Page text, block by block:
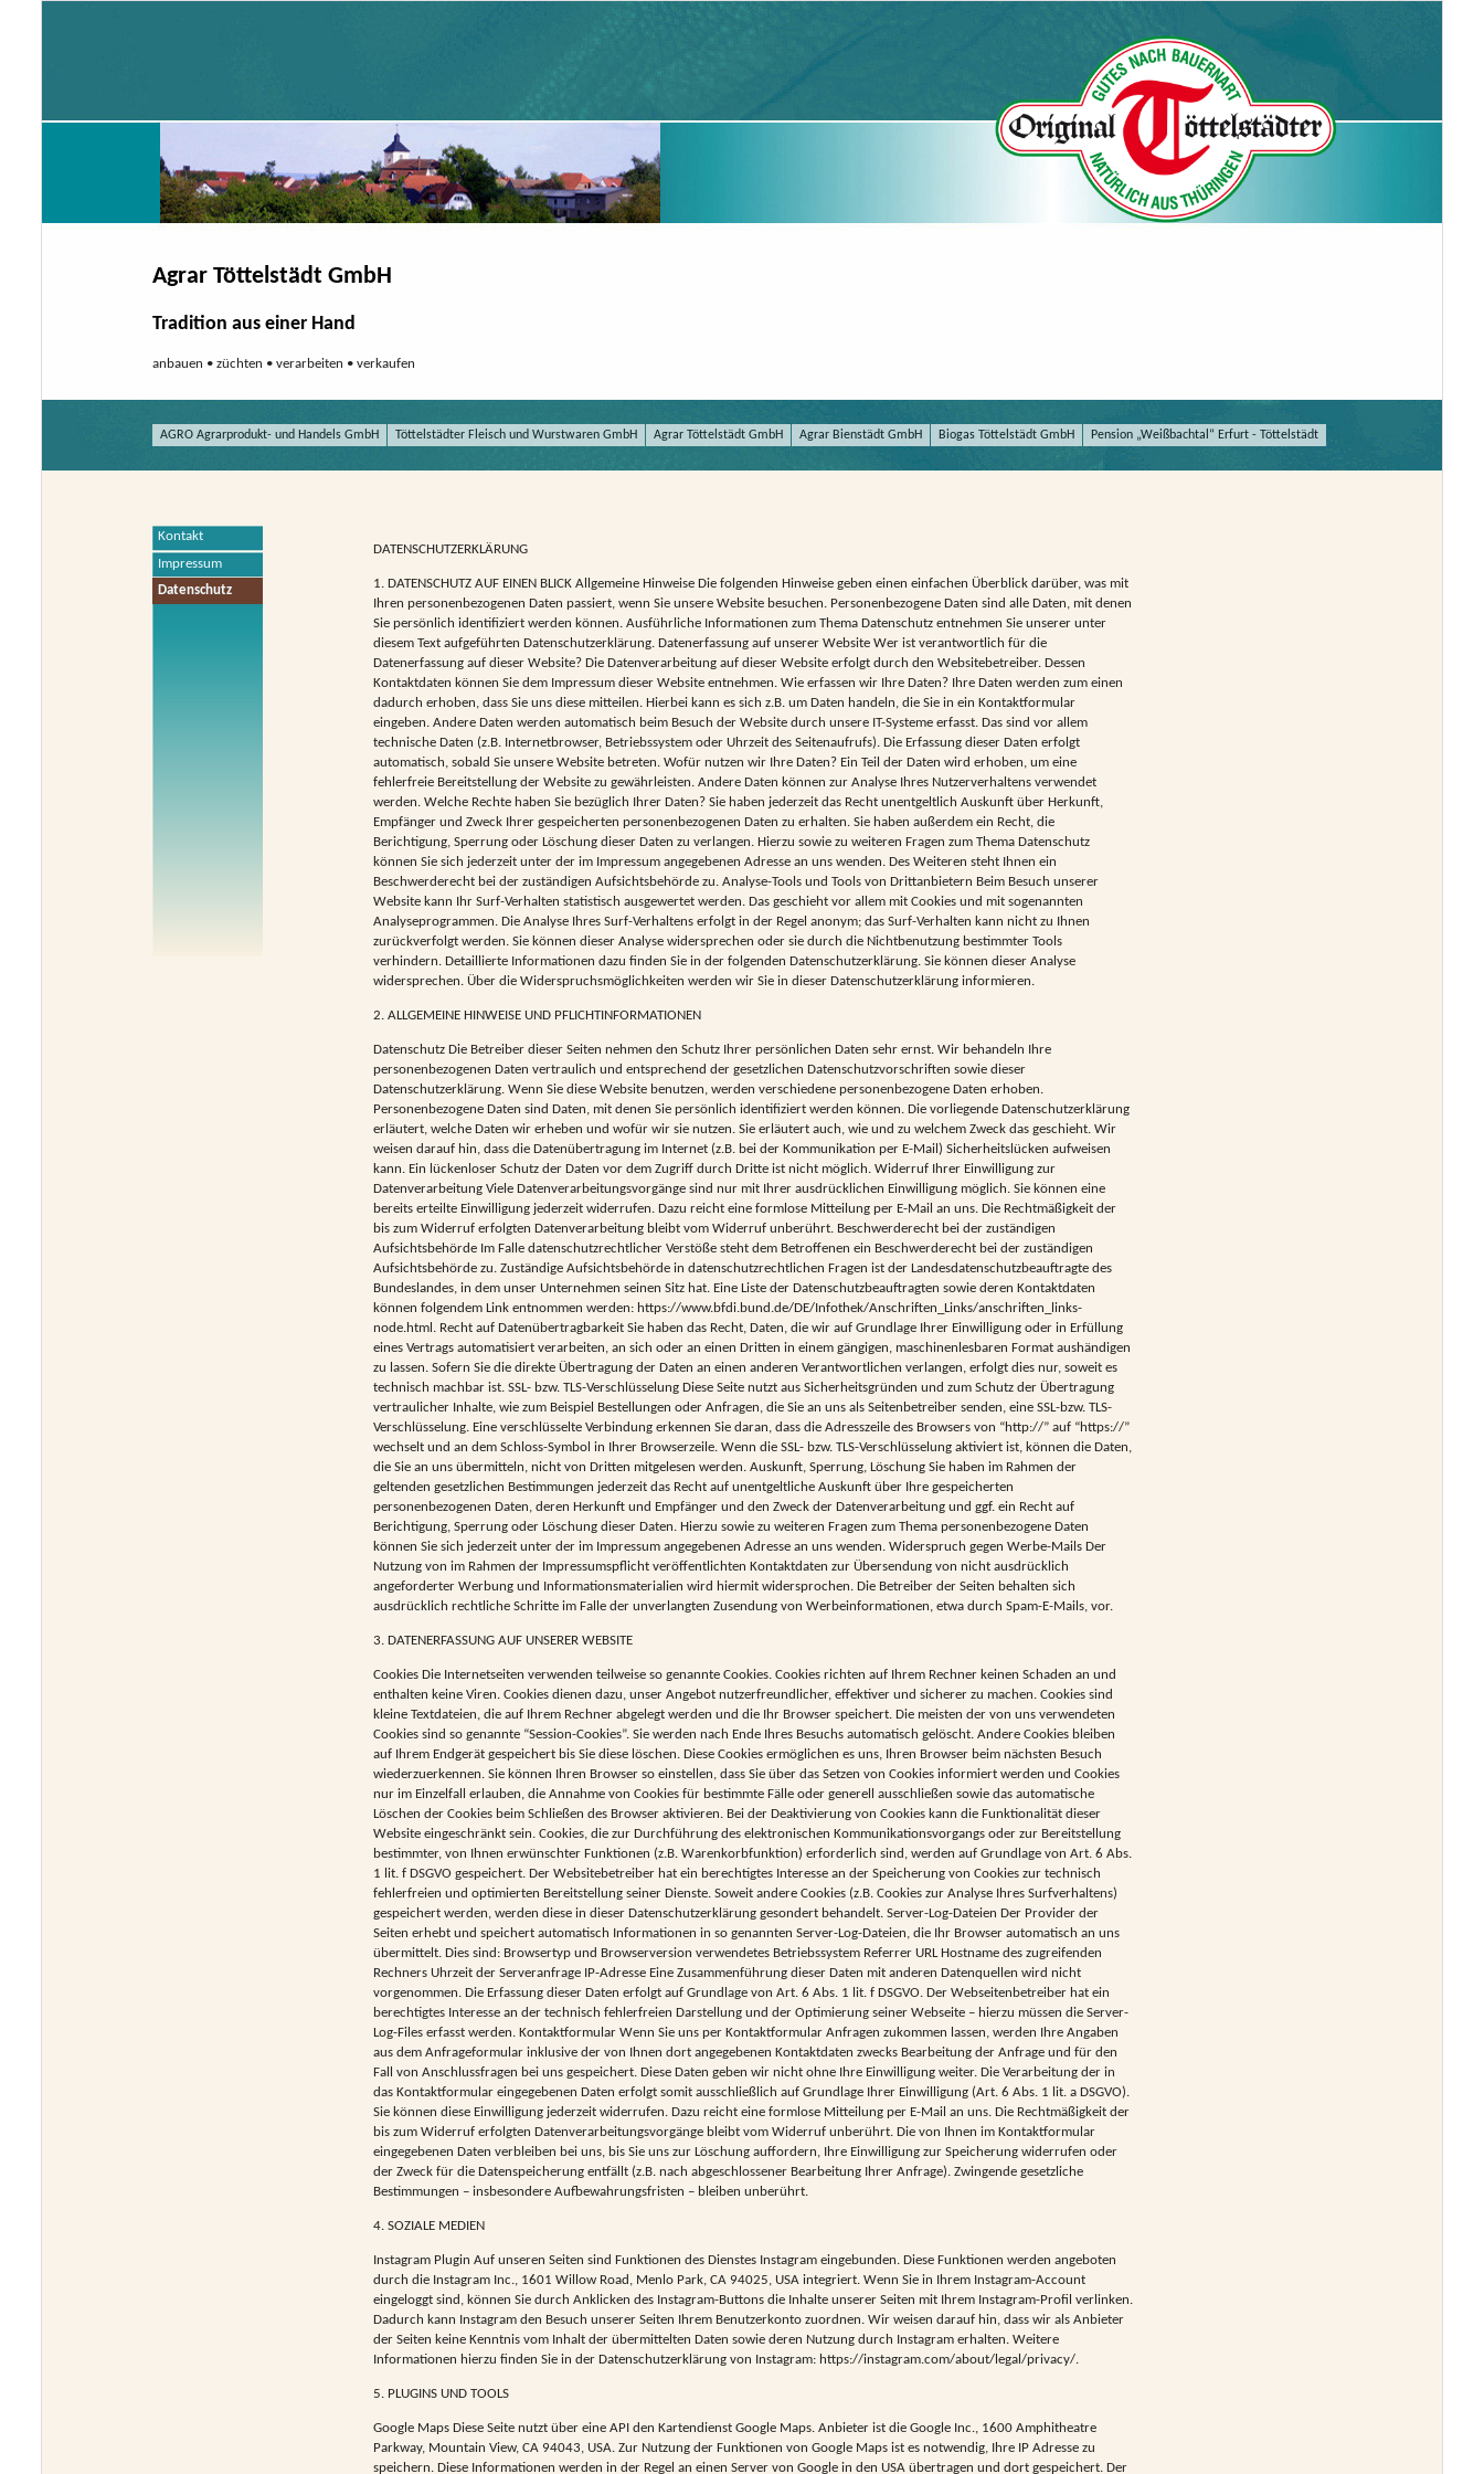
Agrar Töttelstädt GmbH
Tradition aus einer Hand
anbauen • züchten • verarbeiten • verkaufen
AGRO Agrarprodukt- und Handels GmbH Töttelstädter Fleisch und Wurstwaren GmbH Agrar Töttelstädt GmbH Agrar Bienstädt GmbH Biogas Töttelstädt GmbH Pension „Weißbachtal“ Erfurt - Töttelstädt
DATENSCHUTZERKLÄRUNG
1. DATENSCHUTZ AUF EINEN BLICK Allgemeine Hinweise Die folgenden Hinweise geben einen einfachen Überblick darüber, was mit
Ihren personenbezogenen Daten passiert, wenn Sie unsere Website besuchen. Personenbezogene Daten sind alle Daten, mit denen
Sie persönlich identifiziert werden können. Ausführliche Informationen zum Thema Datenschutz entnehmen Sie unserer unter
diesem Text aufgeführten Datenschutzerklärung. Datenerfassung auf unserer Website Wer ist verantwortlich für die
Datenerfassung auf dieser Website? Die Datenverarbeitung auf dieser Website erfolgt durch den Websitebetreiber. Dessen
Kontaktdaten können Sie dem Impressum dieser Website entnehmen. Wie erfassen wir Ihre Daten? Ihre Daten werden zum einen
dadurch erhoben, dass Sie uns diese mitteilen. Hierbei kann es sich z.B. um Daten handeln, die Sie in ein Kontaktformular
eingeben. Andere Daten werden automatisch beim Besuch der Website durch unsere IT-Systeme erfasst. Das sind vor allem
technische Daten (z.B. Internetbrowser, Betriebssystem oder Uhrzeit des Seitenaufrufs). Die Erfassung dieser Daten erfolgt
automatisch, sobald Sie unsere Website betreten. Wofür nutzen wir Ihre Daten? Ein Teil der Daten wird erhoben, um eine
fehlerfreie Bereitstellung der Website zu gewährleisten. Andere Daten können zur Analyse Ihres Nutzerverhaltens verwendet
werden. Welche Rechte haben Sie bezüglich Ihrer Daten? Sie haben jederzeit das Recht unentgeltlich Auskunft über Herkunft,
Empfänger und Zweck Ihrer gespeicherten personenbezogenen Daten zu erhalten. Sie haben außerdem ein Recht, die
Berichtigung, Sperrung oder Löschung dieser Daten zu verlangen. Hierzu sowie zu weiteren Fragen zum Thema Datenschutz
können Sie sich jederzeit unter der im Impressum angegebenen Adresse an uns wenden. Des Weiteren steht Ihnen ein
Beschwerderecht bei der zuständigen Aufsichtsbehörde zu. Analyse-Tools und Tools von Drittanbietern Beim Besuch unserer
Website kann Ihr Surf-Verhalten statistisch ausgewertet werden. Das geschieht vor allem mit Cookies und mit sogenannten
Analyseprogrammen. Die Analyse Ihres Surf-Verhaltens erfolgt in der Regel anonym; das Surf-Verhalten kann nicht zu Ihnen
zurückverfolgt werden. Sie können dieser Analyse widersprechen oder sie durch die Nichtbenutzung bestimmter Tools
verhindern. Detaillierte Informationen dazu finden Sie in der folgenden Datenschutzerklärung. Sie können dieser Analyse
widersprechen. Über die Widerspruchsmöglichkeiten werden wir Sie in dieser Datenschutzerklärung informieren.
2. ALLGEMEINE HINWEISE UND PFLICHTINFORMATIONEN
Datenschutz Die Betreiber dieser Seiten nehmen den Schutz Ihrer persönlichen Daten sehr ernst. Wir behandeln Ihre
personenbezogenen Daten vertraulich und entsprechend der gesetzlichen Datenschutzvorschriften sowie dieser
Datenschutzerklärung. Wenn Sie diese Website benutzen, werden verschiedene personenbezogene Daten erhoben.
Personenbezogene Daten sind Daten, mit denen Sie persönlich identifiziert werden können. Die vorliegende Datenschutzerklärung
erläutert, welche Daten wir erheben und wofür wir sie nutzen. Sie erläutert auch, wie und zu welchem Zweck das geschieht. Wir
weisen darauf hin, dass die Datenübertragung im Internet (z.B. bei der Kommunikation per E-Mail) Sicherheitslücken aufweisen
kann. Ein lückenloser Schutz der Daten vor dem Zugriff durch Dritte ist nicht möglich. Widerruf Ihrer Einwilligung zur
Datenverarbeitung Viele Datenverarbeitungsvorgänge sind nur mit Ihrer ausdrücklichen Einwilligung möglich. Sie können eine
bereits erteilte Einwilligung jederzeit widerrufen. Dazu reicht eine formlose Mitteilung per E-Mail an uns. Die Rechtmäßigkeit der
bis zum Widerruf erfolgten Datenverarbeitung bleibt vom Widerruf unberührt. Beschwerderecht bei der zuständigen
Aufsichtsbehörde Im Falle datenschutzrechtlicher Verstöße steht dem Betroffenen ein Beschwerderecht bei der zuständigen
Aufsichtsbehörde zu. Zuständige Aufsichtsbehörde in datenschutzrechtlichen Fragen ist der Landesdatenschutzbeauftragte des
Bundeslandes, in dem unser Unternehmen seinen Sitz hat. Eine Liste der Datenschutzbeauftragten sowie deren Kontaktdaten
können folgendem Link entnommen werden: https://www.bfdi.bund.de/DE/Infothek/Anschriften_Links/anschriften_links-
node.html. Recht auf Datenübertragbarkeit Sie haben das Recht, Daten, die wir auf Grundlage Ihrer Einwilligung oder in Erfüllung
eines Vertrags automatisiert verarbeiten, an sich oder an einen Dritten in einem gängigen, maschinenlesbaren Format aushändigen
zu lassen. Sofern Sie die direkte Übertragung der Daten an einen anderen Verantwortlichen verlangen, erfolgt dies nur, soweit es
technisch machbar ist. SSL- bzw. TLS-Verschlüsselung Diese Seite nutzt aus Sicherheitsgründen und zum Schutz der Übertragung
vertraulicher Inhalte, wie zum Beispiel Bestellungen oder Anfragen, die Sie an uns als Seitenbetreiber senden, eine SSL-bzw. TLS-
Verschlüsselung. Eine verschlüsselte Verbindung erkennen Sie daran, dass die Adresszeile des Browsers von “http://” auf “https://”
wechselt und an dem Schloss-Symbol in Ihrer Browserzeile. Wenn die SSL- bzw. TLS-Verschlüsselung aktiviert ist, können die Daten,
die Sie an uns übermitteln, nicht von Dritten mitgelesen werden. Auskunft, Sperrung, Löschung Sie haben im Rahmen der
geltenden gesetzlichen Bestimmungen jederzeit das Recht auf unentgeltliche Auskunft über Ihre gespeicherten
personenbezogenen Daten, deren Herkunft und Empfänger und den Zweck der Datenverarbeitung und ggf. ein Recht auf
Berichtigung, Sperrung oder Löschung dieser Daten. Hierzu sowie zu weiteren Fragen zum Thema personenbezogene Daten
können Sie sich jederzeit unter der im Impressum angegebenen Adresse an uns wenden. Widerspruch gegen Werbe-Mails Der
Nutzung von im Rahmen der Impressumspflicht veröffentlichten Kontaktdaten zur Übersendung von nicht ausdrücklich
angeforderter Werbung und Informationsmaterialien wird hiermit widersprochen. Die Betreiber der Seiten behalten sich
ausdrücklich rechtliche Schritte im Falle der unverlangten Zusendung von Werbeinformationen, etwa durch Spam-E-Mails, vor.
3. DATENERFASSUNG AUF UNSERER WEBSITE
Cookies Die Internetseiten verwenden teilweise so genannte Cookies. Cookies richten auf Ihrem Rechner keinen Schaden an und
enthalten keine Viren. Cookies dienen dazu, unser Angebot nutzerfreundlicher, effektiver und sicherer zu machen. Cookies sind
kleine Textdateien, die auf Ihrem Rechner abgelegt werden und die Ihr Browser speichert. Die meisten der von uns verwendeten
Cookies sind so genannte “Session-Cookies”. Sie werden nach Ende Ihres Besuchs automatisch gelöscht. Andere Cookies bleiben
auf Ihrem Endgerät gespeichert bis Sie diese löschen. Diese Cookies ermöglichen es uns, Ihren Browser beim nächsten Besuch
wiederzuerkennen. Sie können Ihren Browser so einstellen, dass Sie über das Setzen von Cookies informiert werden und Cookies
nur im Einzelfall erlauben, die Annahme von Cookies für bestimmte Fälle oder generell ausschließen sowie das automatische
Löschen der Cookies beim Schließen des Browser aktivieren. Bei der Deaktivierung von Cookies kann die Funktionalität dieser
Website eingeschränkt sein. Cookies, die zur Durchführung des elektronischen Kommunikationsvorgangs oder zur Bereitstellung
bestimmter, von Ihnen erwünschter Funktionen (z.B. Warenkorbfunktion) erforderlich sind, werden auf Grundlage von Art. 6 Abs.
1 lit. f DSGVO gespeichert. Der Websitebetreiber hat ein berechtigtes Interesse an der Speicherung von Cookies zur technisch
fehlerfreien und optimierten Bereitstellung seiner Dienste. Soweit andere Cookies (z.B. Cookies zur Analyse Ihres Surfverhaltens)
gespeichert werden, werden diese in dieser Datenschutzerklärung gesondert behandelt. Server-Log-Dateien Der Provider der
Seiten erhebt und speichert automatisch Informationen in so genannten Server-Log-Dateien, die Ihr Browser automatisch an uns
übermittelt. Dies sind: Browsertyp und Browserversion verwendetes Betriebssystem Referrer URL Hostname des zugreifenden
Rechners Uhrzeit der Serveranfrage IP-Adresse Eine Zusammenführung dieser Daten mit anderen Datenquellen wird nicht
vorgenommen. Die Erfassung dieser Daten erfolgt auf Grundlage von Art. 6 Abs. 1 lit. f DSGVO. Der Webseitenbetreiber hat ein
berechtigtes Interesse an der technisch fehlerfreien Darstellung und der Optimierung seiner Webseite – hierzu müssen die Server-
Log-Files erfasst werden. Kontaktformular Wenn Sie uns per Kontaktformular Anfragen zukommen lassen, werden Ihre Angaben
aus dem Anfrageformular inklusive der von Ihnen dort angegebenen Kontaktdaten zwecks Bearbeitung der Anfrage und für den
Fall von Anschlussfragen bei uns gespeichert. Diese Daten geben wir nicht ohne Ihre Einwilligung weiter. Die Verarbeitung der in
das Kontaktformular eingegebenen Daten erfolgt somit ausschließlich auf Grundlage Ihrer Einwilligung (Art. 6 Abs. 1 lit. a DSGVO).
Sie können diese Einwilligung jederzeit widerrufen. Dazu reicht eine formlose Mitteilung per E-Mail an uns. Die Rechtmäßigkeit der
bis zum Widerruf erfolgten Datenverarbeitungsvorgänge bleibt vom Widerruf unberührt. Die von Ihnen im Kontaktformular
eingegebenen Daten verbleiben bei uns, bis Sie uns zur Löschung auffordern, Ihre Einwilligung zur Speicherung widerrufen oder
der Zweck für die Datenspeicherung entfällt (z.B. nach abgeschlossener Bearbeitung Ihrer Anfrage). Zwingende gesetzliche
Bestimmungen – insbesondere Aufbewahrungsfristen – bleiben unberührt.
4. SOZIALE MEDIEN
Instagram Plugin Auf unseren Seiten sind Funktionen des Dienstes Instagram eingebunden. Diese Funktionen werden angeboten
durch die Instagram Inc., 1601 Willow Road, Menlo Park, CA 94025, USA integriert. Wenn Sie in Ihrem Instagram-Account
eingeloggt sind, können Sie durch Anklicken des Instagram-Buttons die Inhalte unserer Seiten mit Ihrem Instagram-Profil verlinken.
Dadurch kann Instagram den Besuch unserer Seiten Ihrem Benutzerkonto zuordnen. Wir weisen darauf hin, dass wir als Anbieter
der Seiten keine Kenntnis vom Inhalt der übermittelten Daten sowie deren Nutzung durch Instagram erhalten. Weitere
Informationen hierzu finden Sie in der Datenschutzerklärung von Instagram: https://instagram.com/about/legal/privacy/.
5. PLUGINS UND TOOLS
Google Maps Diese Seite nutzt über eine API den Kartendienst Google Maps. Anbieter ist die Google Inc., 1600 Amphitheatre
Parkway, Mountain View, CA 94043, USA. Zur Nutzung der Funktionen von Google Maps ist es notwendig, Ihre IP Adresse zu
speichern. Diese Informationen werden in der Regel an einen Server von Google in den USA übertragen und dort gespeichert. Der
Kontakt
Impressum
Datenschutz